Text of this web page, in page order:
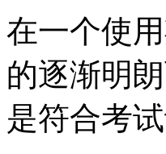
在一个使
的逐渐明
是符合考